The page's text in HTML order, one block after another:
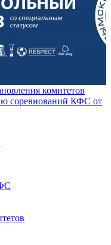
комитетов
соревнований КФС от